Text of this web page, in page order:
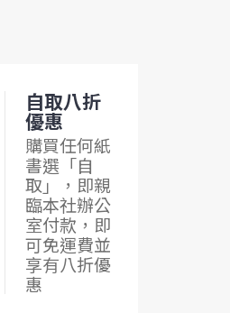
自取八折
優惠
購買任何紙
書選「自
取」，即親
臨本社辦公
室付款，即
可免運費並
享有八折優
惠